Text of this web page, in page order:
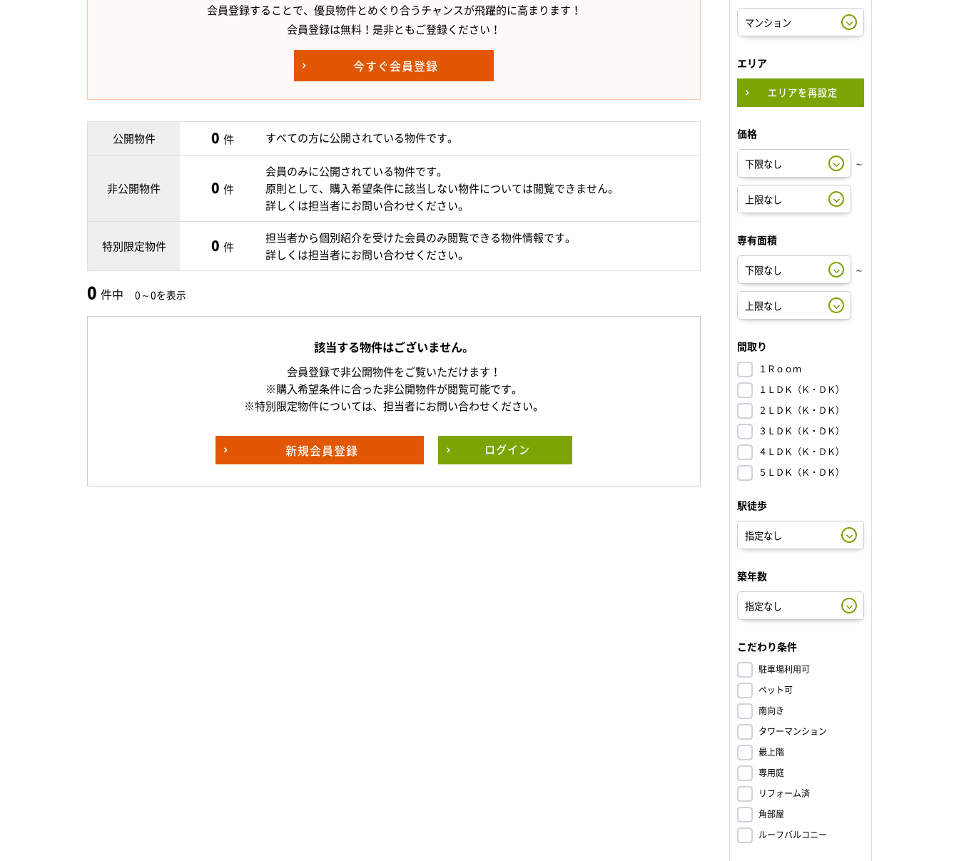
会員登録することで、優良物件とめぐり合うチャンスが飛躍的に高まります！
会員登録は無料！是非ともご登録ください！
今すぐ会員登録
公開物件 0 件 すべての方に公開されている物件です。
非公開物件 0 件
会員のみに公開されている物件です。
原則として、購入希望条件に該当しない物件については閲覧できません。
詳しくは担当者にお問い合わせください。
特別限定物件 0 件
担当者から個別紹介を受けた会員のみ閲覧できる物件情報です。
詳しくは担当者にお問い合わせください。
0 件中 0～0を表示
該当する物件はございません。
会員登録で非公開物件をご覧いただけます！
※購入希望条件に合った非公開物件が閲覧可能です。
※特別限定物件については、担当者にお問い合わせください。
新規会員登録 ログイン
エリア
エリアを再設定
価格
～
専有面積
～
間取り
１Ｒｏｏｍ
１ＬＤＫ（Ｋ・ＤＫ）
２ＬＤＫ（Ｋ・ＤＫ）
３ＬＤＫ（Ｋ・ＤＫ）
４ＬＤＫ（Ｋ・ＤＫ）
５ＬＤＫ（Ｋ・ＤＫ）
駅徒歩
築年数
こだわり条件
駐車場利用可
ペット可
南向き
タワーマンション
最上階
専用庭
リフォーム済
角部屋
ルーフバルコニー